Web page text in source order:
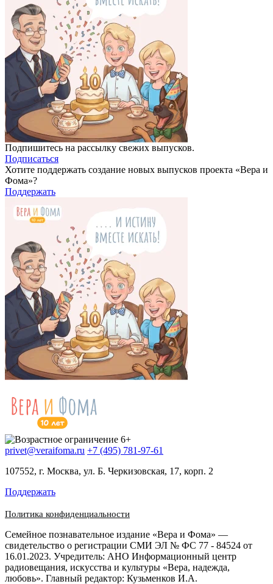
Подпишитесь на рассылку свежих выпусков.
Подписаться
Хотите поддержать создание новых выпусков проекта «Вера и
Фома»?
Поддержать
privet@veraifoma.ru +7 (495) 781-97-61
107552, г. Москва, ул. Б. Черкизовская, 17, корп. 2
Поддержать
Политика конфиденциальности
Семейное познавательное издание «Вера и Фома» —
свидетельство о регистрации СМИ ЭЛ № ФС 77 - 84524 от
16.01.2023. Учредитель: АНО Информационный центр
радиовещания, искусства и культуры «Вера, надежда,
любовь». Главный редактор: Кузьменков И.А.